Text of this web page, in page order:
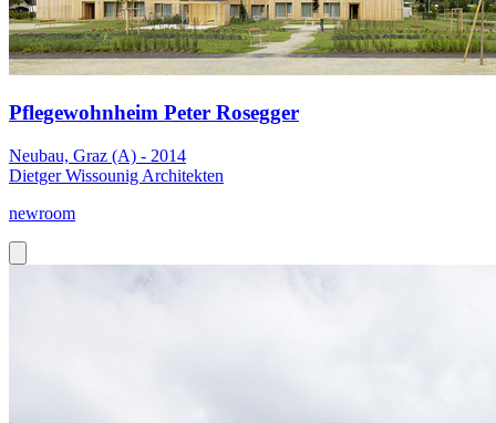
Pflegewohnheim Peter Rosegger
Neubau, Graz (A) - 2014
Dietger Wissounig Architekten
newroom